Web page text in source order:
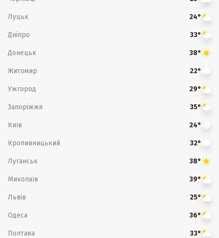
Луцьк 24°
Дніпро 33°
Донецьк 38°
Житомир 22°
Ужгород 29°
Запоріжжя 35°
Київ 24°
Кропивницький 32°
Луганськ 38°
Миколаїв 39°
Львів 25°
Одеса 36°
Полтава 33°